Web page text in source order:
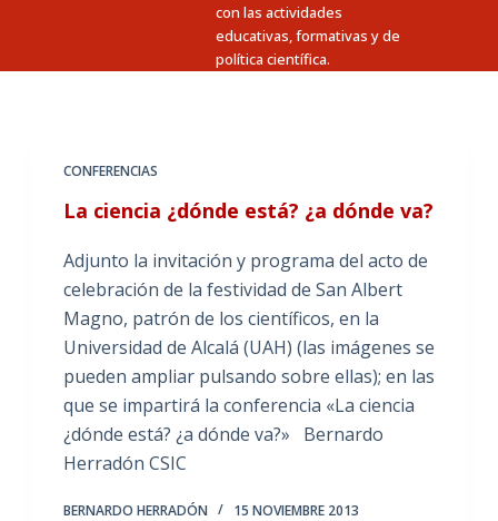
n
con las actividades
educativas, formativas y de
política científica.
CONFERENCIAS
La ciencia ¿dónde está? ¿a dónde va?
Adjunto la invitación y programa del acto de
celebración de la festividad de San Albert
Magno, patrón de los científicos, en la
Universidad de Alcalá (UAH) (las imágenes se
pueden ampliar pulsando sobre ellas); en las
que se impartirá la conferencia «La ciencia
¿dónde está? ¿a dónde va?» Bernardo
Herradón CSIC
BERNARDO HERRADÓN 15 NOVIEMBRE 2013